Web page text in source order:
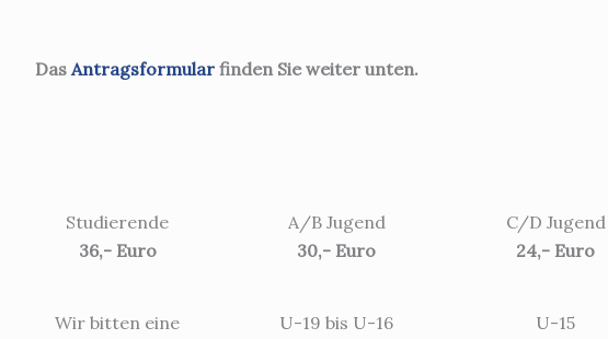
Das Antragsformular finden Sie weiter unten.
Studierende
36,- Euro
Wir bitten eine
A/B Jugend
30,- Euro
U-19 bis U-16
C/D Jugend
24,- Euro
U-15